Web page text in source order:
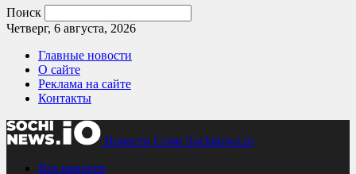
Поиск
Четверг, 6 августа, 2026
Главные новости
О сайте
Реклама на сайте
Контакты
Новости Сочи Sochinews.io
Все новости